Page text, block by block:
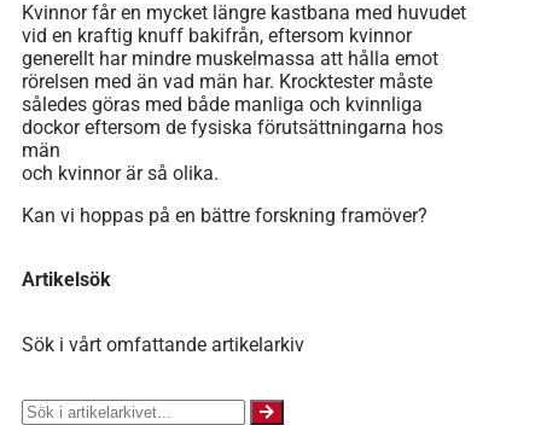
Kvinnor får en mycket längre kastbana med huvudet
vid en kraftig knuff bakifrån, eftersom kvinnor
generellt har mindre muskelmassa att hålla emot
rörelsen med än vad män har. Krocktester måste
således göras med både manliga och kvinnliga
dockor eftersom de fysiska förutsättningarna hos
män
och kvinnor är så olika.
Kan vi hoppas på en bättre forskning framöver?
Artikelsök
Sök i vårt omfattande artikelarkiv